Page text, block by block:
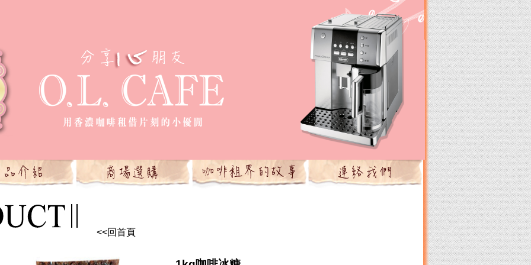
<<回首頁